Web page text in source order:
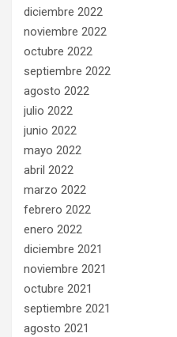
diciembre 2022
noviembre 2022
octubre 2022
septiembre 2022
agosto 2022
julio 2022
junio 2022
mayo 2022
abril 2022
marzo 2022
febrero 2022
enero 2022
diciembre 2021
noviembre 2021
octubre 2021
septiembre 2021
agosto 2021